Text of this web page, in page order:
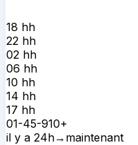
18 hh
22 hh
02 hh
06 hh
10 hh
14 hh
17 hh
01-45-910+
il y a 24h→ maintenant